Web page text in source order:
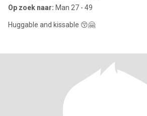
Op zoek naar: Man 27 - 49
Huggable and kissable 😚🤗